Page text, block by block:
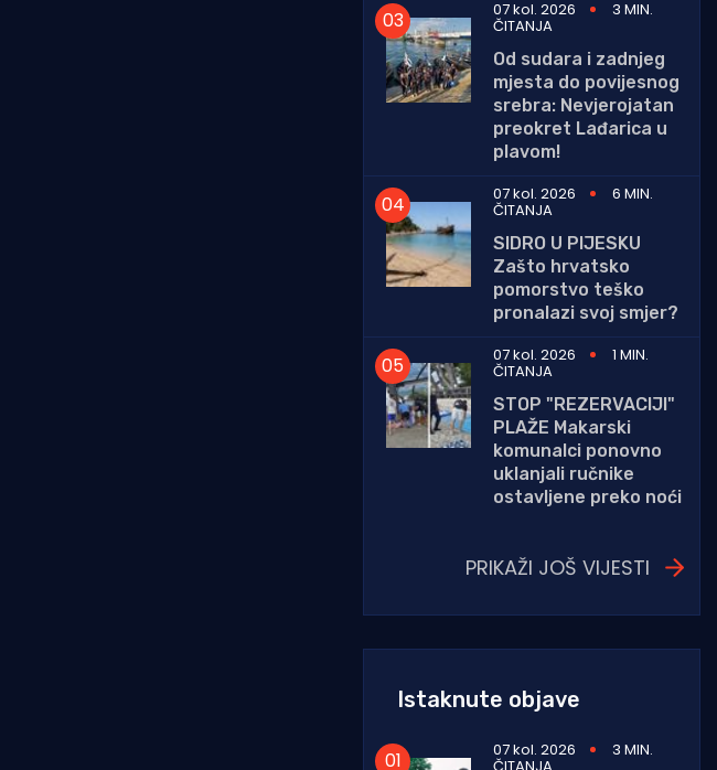
07 kol. 2026
3 MIN.
ČITANJA
Od sudara i zadnjeg
mjesta do povijesnog
srebra: Nevjerojatan
preokret Lađarica u
plavom!
07 kol. 2026
6 MIN.
ČITANJA
SIDRO U PIJESKU
Zašto hrvatsko
pomorstvo teško
pronalazi svoj smjer?
07 kol. 2026
1 MIN.
ČITANJA
STOP "REZERVACIJI"
PLAŽE Makarski
komunalci ponovno
uklanjali ručnike
ostavljene preko noći
PRIKAŽI JOŠ VIJESTI
Istaknute objave
07 kol. 2026 3 MIN.
ČITANJA